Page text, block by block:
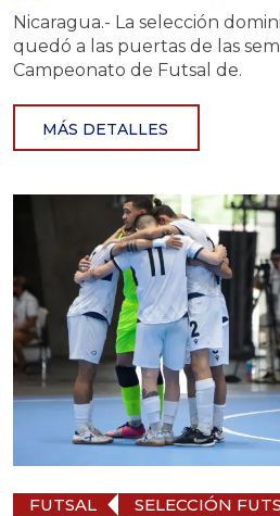
Nicaragua.- La selección
quedó a las puertas de las
Campeonato de Futsal de.
MÁS DETALLES
FUTSAL
SELECCIÓN